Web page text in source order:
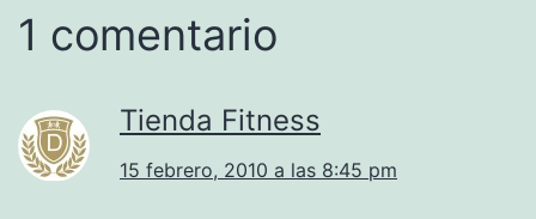
1 comentario
Tienda Fitness
15 febrero, 2010 a las 8:45 pm